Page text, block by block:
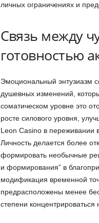
личных ограничениях и
Связь между
готовностью
Эмоциональный энтузиазм
душевных изменений,
соматическом уровне это
росте силового уровня,
Leon Casino в переживании
Личность делается более
формировать необычные
и формирования” в
модификация временной
предрасположены менее
степени